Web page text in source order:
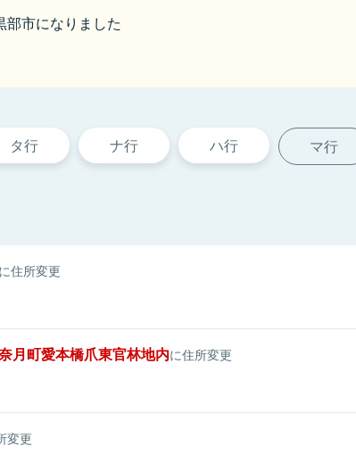
市になりました
タ行 ナ行 ハ行 マ行
住所変更
月町愛本橋爪東官林地内に住所変更
変更